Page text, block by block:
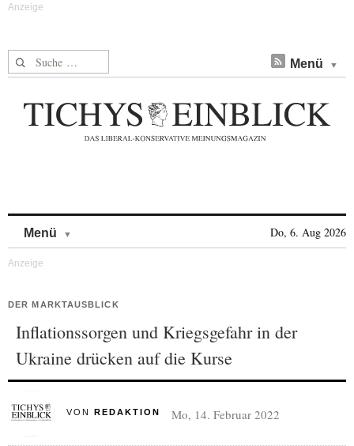
Suche nach: Menü
Menü Do, 6. Aug 2026
DER MARKTAUSBLICK
Inflationssorgen und Kriegsgefahr in der
Ukraine drücken auf die Kurse
VON REDAKTION Mo, 14. Februar 2022